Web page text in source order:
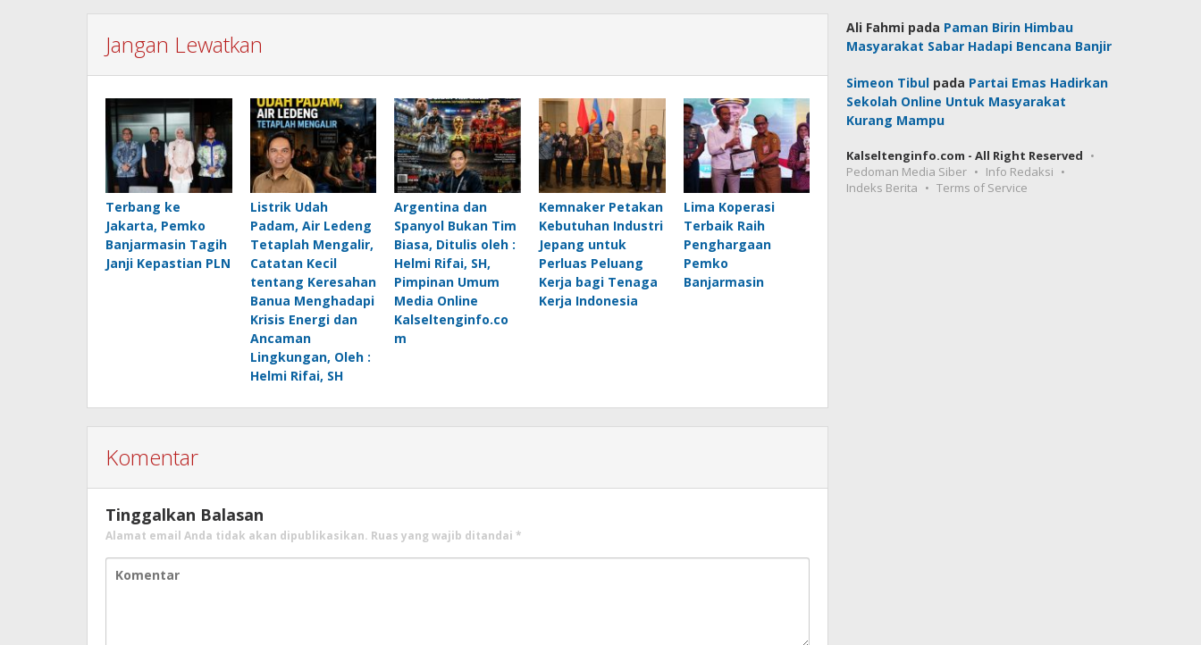
Jangan Lewatkan
Terbang ke
Jakarta, Pemko
Banjarmasin Tagih
Janji Kepastian PLN
Listrik Udah
Padam, Air Ledeng
Tetaplah Mengalir,
Catatan Kecil
tentang Keresahan
Banua Menghadapi
Krisis Energi dan
Ancaman
Lingkungan, Oleh :
Helmi Rifai, SH
Argentina dan
Spanyol Bukan Tim
Biasa, Ditulis oleh :
Helmi Rifai, SH,
Pimpinan Umum
Media Online
Kalseltenginfo.co
m
Kemnaker Petakan
Kebutuhan Industri
Jepang untuk
Perluas Peluang
Kerja bagi Tenaga
Kerja Indonesia
Lima Koperasi
Terbaik Raih
Penghargaan
Pemko
Banjarmasin
Komentar
Tinggalkan Balasan
Alamat email Anda tidak akan dipublikasikan. Ruas yang wajib ditandai *
Ali Fahmi pada Paman Birin Himbau
Masyarakat Sabar Hadapi Bencana Banjir
Simeon Tibul pada Partai Emas Hadirkan
Sekolah Online Untuk Masyarakat
Kurang Mampu
Kalseltenginfo.com - All Right Reserved
Pedoman Media Siber
Info Redaksi
Indeks Berita
Terms of Service